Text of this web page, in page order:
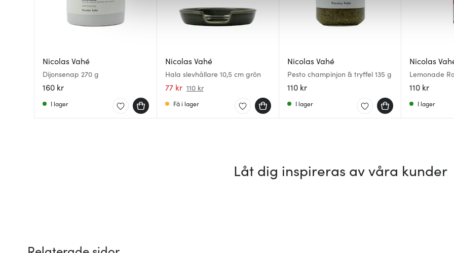
att vi kan analysera vår trafik och göra hemsidan ännu bättre. Du bestämmer själv vilka
av.
Nicolas Vahé
Dijonsenap 270 g
160 kr
I lager
Nicolas Vahé
Hala slevhållare 10,5 cm grön
77 kr 110 kr
Få i lager
Nicolas Vahé
Pesto champinjon & tryffel 135 g
110 kr
I lager
Nicolas
Lemonade
Rhubarb 75 cl
110 kr
I lager
Låt dig inspireras av våra kunder